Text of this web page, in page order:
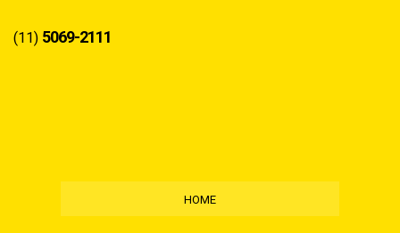
(11) 5069-2111
HOME